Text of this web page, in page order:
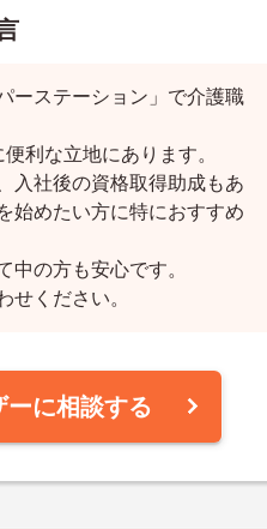
ーステーション」で介護職
利な立地にあります。
入社後の資格取得助成もあ
始めたい方に特におすすめ
中の方も安心です。
せください。
ーに相談する